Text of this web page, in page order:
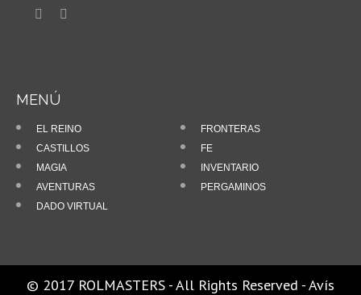
MENÚ
EL REINO
FRONTERAS
CASTILLOS
FE
MAGIA
INVENTARIO
AVENTURAS
PERGAMINOS
DADO VIRTUAL
© 2017 ROLMASTERS - All Rights Reserved -Avís